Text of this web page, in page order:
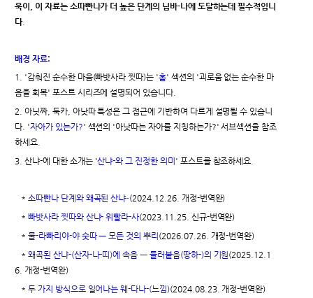
욱이, 이 자료는 소따빤나가 더 높은 단계의 닙바-나에 도달하는데 필수적입니
다.
배경 자료:
1. '감춰진 순수한 마음(빠밧사라 찟따)는 '홈' 섹션의 '괴로움 없는 순수한 마
음을 회복' 포스트 시리즈에 설명되어 있습니다.
2. 아닛짜, 둑카, 아낫따 특성은 그 접근에 기반하여 다르게 설명될 수 있습니
다. '자아가 있는가?' 섹션의 '아낫따는 자아를 지칭하는가?' 서브섹션을 참조
하세요.
3. 산냐-에 대한 소개는 '산냐-와 그 진정한 의미' 포스트를 참조하세요.
*소따빤나 단계와 왜곡된 산냐-(2024.12.26. 개정-번역완)
*빠밧사라 찟따와 산냐- 위빨라-사(2023.11.25. 신규-번역완)
*물-라빠리야-야 숫따 ㅡ 모든 것의 뿌리 (2026.07.26. 개정-번역완)
*왜곡된 산냐-(산자-나-띠)에 속음 ㅡ 들러붙음(땅하-)의 기원 (2025.12.1
6. 개정-번역완)
*두 가지 방식으로 일어나는 웨-다나-(느낌)(2024.08.23. 개정-번역완)